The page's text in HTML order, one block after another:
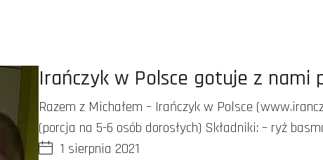
Irańczyk w Polsce gotuje z nami
Razem z Michałem – Irańczyk w Polsce
(porcja na 5-6 osób dorosłych) Składniki: – ryż
1 sierpnia 2021